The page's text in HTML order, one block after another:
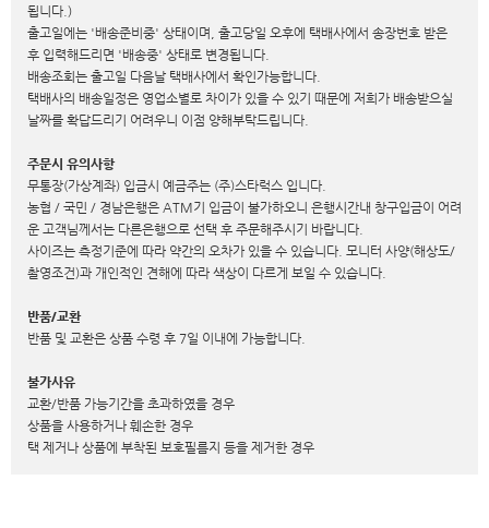
됩니다.)
출고일에는 '배송준비중' 상태이며, 출고당일 오후에 택배사에서 송장번호 받은
후 입력해드리면 '배송중' 상태로 변경됩니다.
배송조회는 출고일 다음날 택배사에서 확인가능합니다.
택배사의 배송일정은 영업소별로 차이가 있을 수 있기 때문에 저희가 배송받으실
날짜를 확답드리기 어려우니 이점 양해부탁드립니다.
주문시 유의사항
무통장(가상계좌) 입금시 예금주는 (주)스타럭스 입니다.
농협 / 국민 / 경남은행은 ATM기 입금이 불가하오니 은행시간내 창구입금이 어려
운 고객님께서는 다른은행으로 선택 후 주문해주시기 바랍니다.
사이즈는 측정기준에 따라 약간의 오차가 있을 수 있습니다. 모니터 사양(해상도/
촬영조건)과 개인적인 견해에 따라 색상이 다르게 보일 수 있습니다.
반품/교환
반품 및 교환은 상품 수령 후 7일 이내에 가능합니다.
불가사유
교환/반품 가능기간을 초과하였을 경우
상품을 사용하거나 훼손한 경우
택 제거나 상품에 부착된 보호필름지 등을 제거한 경우